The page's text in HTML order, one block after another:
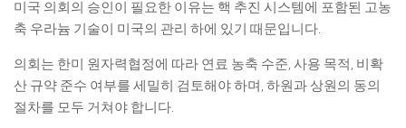
미국 의회의 승인이 필요한 이유는 핵 추진 시스템에 포함된 고농
축 우라늄 기술이 미국의 관리 하에 있기 때문입니다.
의회는 한미 원자력협정에 따라 연료 농축 수준, 사용 목적, 비확
산 규약 준수 여부를 세밀히 검토해야 하며, 하원과 상원의 동의
절차를 모두 거쳐야 합니다.